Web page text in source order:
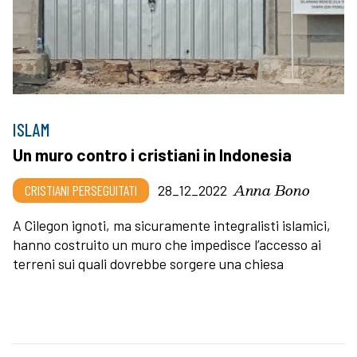
ISLAM
Un muro contro i cristiani in Indonesia
CRISTIANI PERSEGUITATI 28_12_2022 Anna Bono
A Cilegon ignoti, ma sicuramente integralisti islamici,
hanno costruito un muro che impedisce l’accesso ai
terreni sui quali dovrebbe sorgere una chiesa